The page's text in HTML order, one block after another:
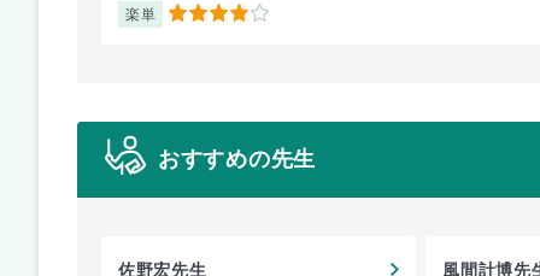
楽単 4
おすすめの先生
佐野宏先生 風間計博先